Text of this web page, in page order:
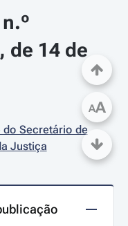
de 14 de
Secretário de
Justiça
AA